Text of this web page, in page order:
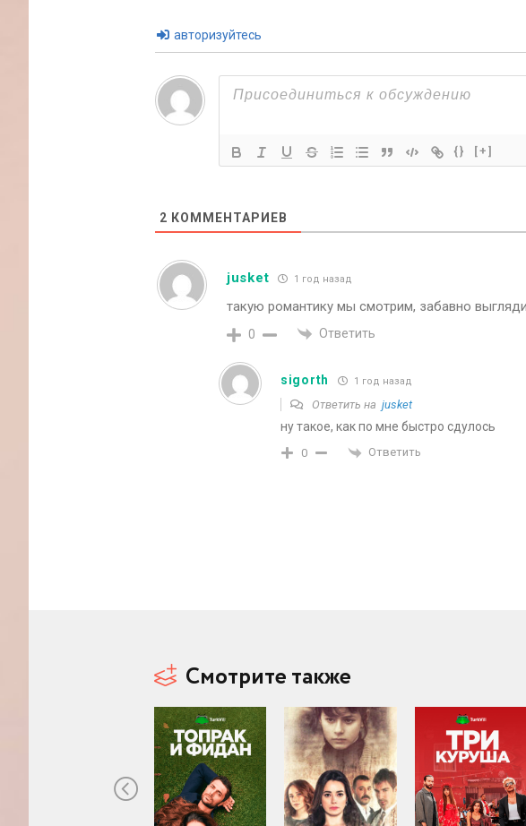
авторизуйтесь
{} [+]
2 КОММЕНТАРИЕВ
jusket 1 год назад
такую романтику мы смотрим, забавно
0 Ответить
sigorth 1 год назад
Ответить на jusket
ну такое, как по мне быстро сдулось
0 Ответить
Смотрите также